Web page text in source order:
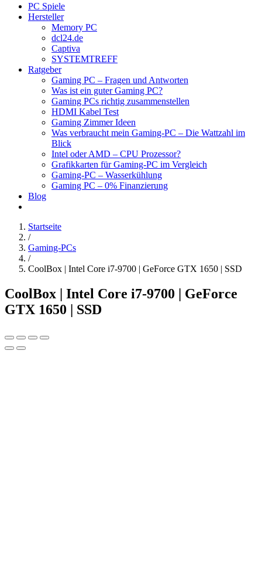
PC Spiele
Hersteller
Memory PC
dcl24.de
Captiva
SYSTEMTREFF
Ratgeber
Gaming PC – Fragen und Antworten
Was ist ein guter Gaming PC?
Gaming PCs richtig zusammenstellen
HDMI Kabel Test
Gaming Zimmer Ideen
Was verbraucht mein Gaming-PC – Die Wattzahl im
Blick
Intel oder AMD – CPU Prozessor?
Grafikkarten für Gaming-PC im Vergleich
Gaming-PC – Wasserkühlung
Gaming PC – 0% Finanzierung
Blog
Startseite
/
Gaming-PCs
/
CoolBox | Intel Core i7-9700 | GeForce GTX 1650 | SSD
CoolBox | Intel Core i7-9700 | GeForce
GTX 1650 | SSD